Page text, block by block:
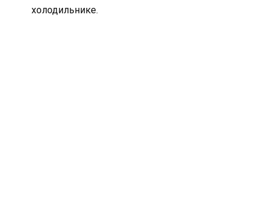
холодильнике.